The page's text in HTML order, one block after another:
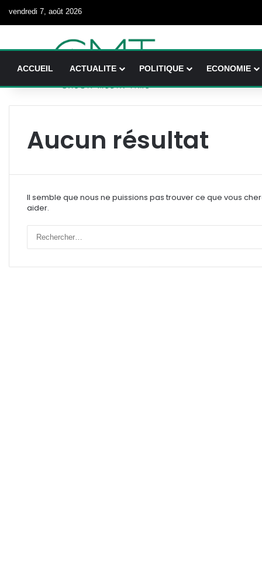
vendredi 7, août 2026
ACCUEIL ACTUALITE POLITIQUE ECONOMIE
Aucun résultat
Il semble que nous ne puissions pas trouver ce que vous
aider.